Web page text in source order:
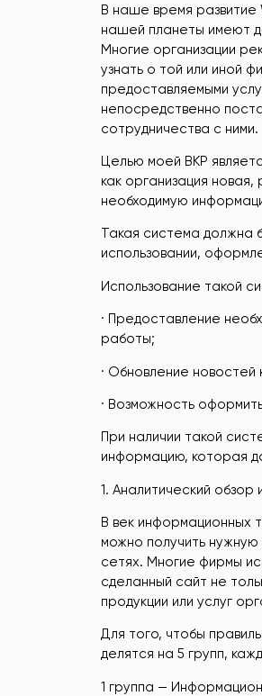
В наше время развитие
нашей планеты имеют
Многие организации
узнать о той или иной
предоставляемыми
непосредственно
сотрудничества с ними.
Целью моей ВКР
как организация
необходимую
Такая система должна
использовании,
Использование такой
· Предоставление
работы;
· Обновление новостей
· Возможность
При наличии такой
информацию, которая
1. Аналитический обзор
В век информационных
можно получить нужную
сетях. Многие фирмы
сделанный сайт не
продукции или услуг
Для того, чтобы
делятся на 5 групп,
1 группа —